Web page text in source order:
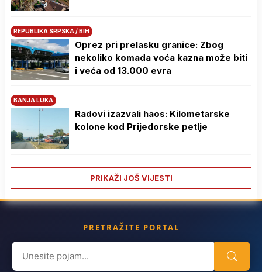
REPUBLIKA SRPSKA / BIH
Oprez pri prelasku granice: Zbog
nekoliko komada voća kazna može biti
i veća od 13.000 evra
BANJA LUKA
Radovi izazvali haos: Kilometarske
kolone kod Prijedorske petlje
PRIKAŽI JOŠ VIJESTI
PRETRAŽITE PORTAL
Search
for: